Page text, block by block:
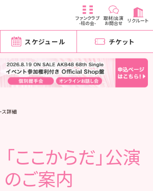
ファンクラブ
-柱の会-
取材/出演
お問合せ リクルート
スケジュール チケット
ス詳細
ここからだ」公演
のご案内